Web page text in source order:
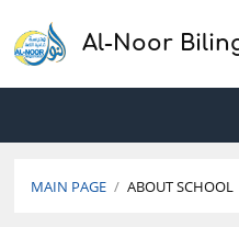
Al-Noor
MAIN PAGE / ABOUT SCHOOL